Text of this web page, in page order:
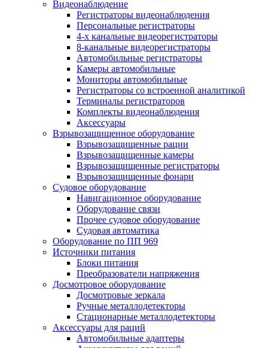
Видеонаблюдение
Регистраторы видеонаблюдения
Персональные регистраторы
4-х канальные видеорегистраторы
8-канальные видеорегистраторы
Автомобильные регистраторы
Камеры автомобильные
Мониторы автомобильные
Регистраторы со встроенной аналитикой
Терминалы регистраторов
Комплекты видеонаблюдения
Аксессуары
Взрывозащищенное оборудование
Взрывозащищенные рации
Взрывозащищенные камеры
Взрывозащищенные регистраторы
Взрывозащищенные фонари
Судовое оборудование
Навигационное оборудование
Оборудование связи
Прочее судовое оборудование
Судовая автоматика
Оборудование по ПП 969
Источники питания
Блоки питания
Преобразователи напряжения
Досмотровое оборудование
Досмотровые зеркала
Ручные металлодетекторы
Стационарные металлодетекторы
Аксессуары для раций
Автомобильные адаптеры